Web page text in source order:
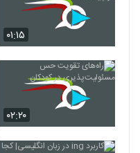
۰۱:۱۵
۰۲:۲۰